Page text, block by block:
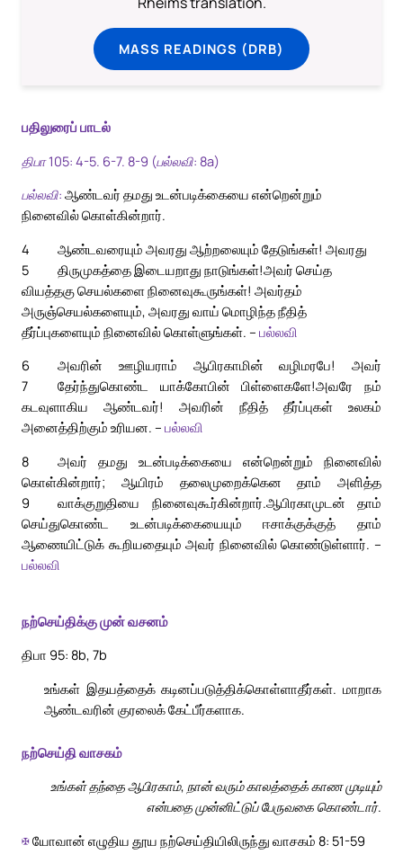
MASS READINGS (DRB)
பதிலுரைப் பாடல்
திபா 105: 4-5. 6-7. 8-9 (பல்லவி: 8a)
பல்லவி: ஆண்டவர் தமது உடன்படிக்கையை என்றென்றும்
நினைவில் கொள்கின்றார்.
4
ஆண்டவரையும் அவரது ஆற்றலையும் தேடுங்கள்! அவரது
திருமுகத்தை இடையறாது நாடுங்கள்!
5
அவர் செய்த
வியத்தகு செயல்களை நினைவுகூருங்கள்! அவர்தம்
அருஞ்செயல்களையும், அவரது வாய் மொழிந்த நீதித்
தீர்ப்புகளையும் நினைவில் கொள்ளுங்கள். – பல்லவி
6
அவரின் ஊழியராம் ஆபிரகாமின் வழிமரபே! அவர்
தேர்ந்துகொண்ட யாக்கோபின் பிள்ளைகளே!
7
அவரே நம்
கடவுளாகிய ஆண்டவர்! அவரின் நீதித் தீர்ப்புகள் உலகம்
அனைத்திற்கும் உரியன. – பல்லவி
8
அவர் தமது உடன்படிக்கையை என்றென்றும் நினைவில்
கொள்கின்றார்; ஆயிரம் தலைமுறைக்கென தாம் அளித்த
வாக்குறுதியை நினைவுகூர்கின்றார்.
9
ஆபிரகாமுடன் தாம்
செய்துகொண்ட உடன்படிக்கையையும் ஈசாக்குக்குத் தாம்
ஆணையிட்டுக் கூறியதையும் அவர் நினைவில் கொண்டுள்ளார். –
பல்லவி
நற்செய்திக்கு முன் வசனம்
திபா 95: 8b, 7b
உங்கள் இதயத்தைக் கடினப்படுத்திக்கொள்ளாதீர்கள். மாறாக
ஆண்டவரின் குரலைக் கேட்பீர்களாக.
நற்செய்தி வாசகம்
உங்கள் தந்தை ஆபிரகாம், நான் வரும் காலத்தைக் காண முடியும்
என்பதை முன்னிட்டுப் பேருவகை கொண்டார்.
✠யோவான் எழுதிய தூய நற்செய்தியிலிருந்து வாசகம் 8: 51-59